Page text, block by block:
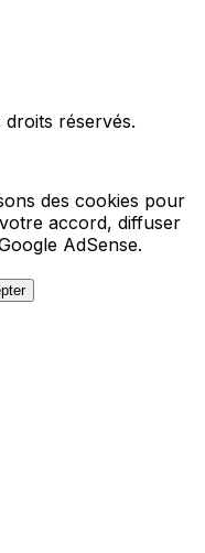
réservés.
des cookies pour
accord, diffuser
AdSense.